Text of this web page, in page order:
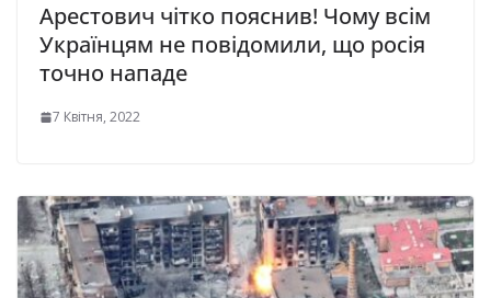
Арестович чітко пояснив! Чому всім
Українцям не повідомили, що росія
точно нападе
7 Квітня, 2022